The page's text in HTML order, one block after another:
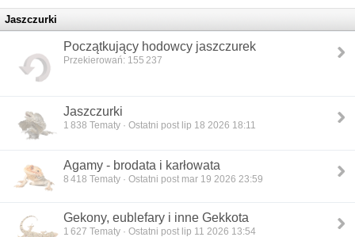
Jaszczurki
Początkujący hodowcy jaszczurek
Przekierowań: 155 237
Jaszczurki
1 838 Tematy · Ostatni post lip 18 2026 18:11
Agamy - brodata i karłowata
8 418 Tematy · Ostatni post mar 19 2026 23:59
Gekony, eublefary i inne Gekkota
1 627 Tematy · Ostatni post lip 11 2026 13:54